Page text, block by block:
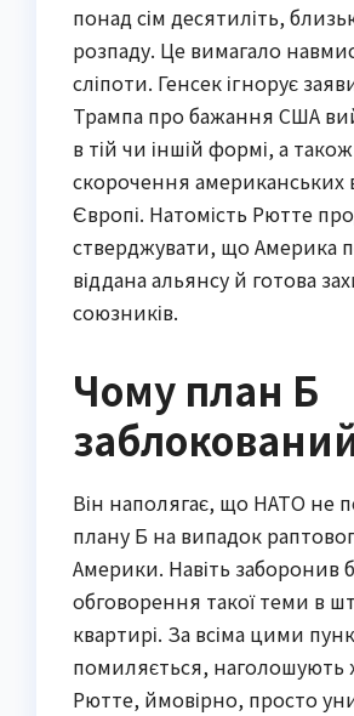
понад сім десятиліть,
розпаду. Це вимагало
сліпоти. Генсек ігнорує
Трампа про бажання США
в тій чи іншій формі, а
скорочення американських
Європі. Натомість Рютте
стверджувати, що Америка
віддана альянсу й готова
союзників.
Чому план Б
Він наполягає, що НАТО не
плану Б на випадок
Америки. Навіть заборонив
обговорення такої теми в
квартирі. За всіма цими
помиляється, наголошують
Рютте, ймовірно, просто